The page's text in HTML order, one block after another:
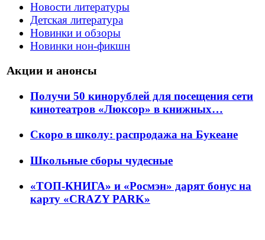
Новости литературы
Детская литература
Новинки и обзоры
Новинки нон-фикшн
Акции и анонсы
Получи 50 кинорублей для посещения сети
кинотеатров «Люксор» в книжных…
Скоро в школу: распродажа на Букеане
Школьные сборы чудесные
«ТОП-КНИГА» и «Росмэн» дарят бонус на
карту «CRAZY PARK»